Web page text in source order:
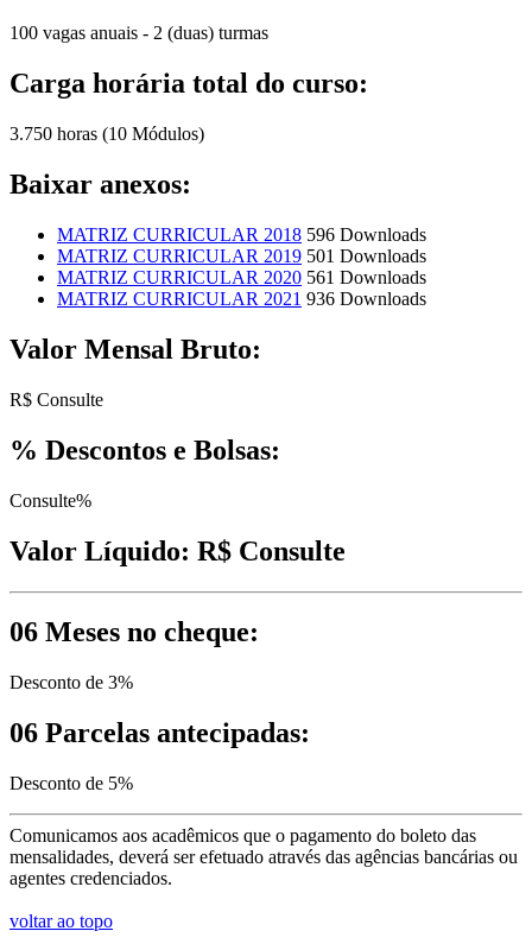
100 vagas anuais - 2 (duas) turmas
Carga horária total do curso:
3.750 horas (10 Módulos)
Baixar anexos:
MATRIZ CURRICULAR 2018 596 Downloads
MATRIZ CURRICULAR 2019 501 Downloads
MATRIZ CURRICULAR 2020 561 Downloads
MATRIZ CURRICULAR 2021 936 Downloads
Valor Mensal Bruto:
R$ Consulte
% Descontos e Bolsas:
Consulte%
Valor Líquido: R$ Consulte
06 Meses no cheque:
Desconto de 3%
06 Parcelas antecipadas:
Desconto de 5%
Comunicamos aos acadêmicos que o pagamento do boleto das
mensalidades, deverá ser efetuado através das agências bancárias ou
agentes credenciados.
voltar ao topo